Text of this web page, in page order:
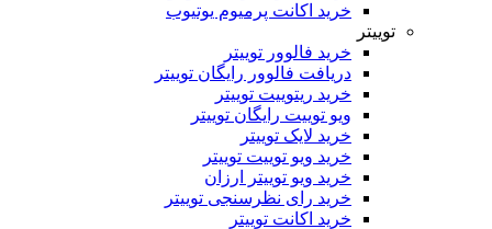
خرید اکانت پرمیوم یوتیوب
خرید فالوور توییتر
دریافت فالوور رایگان توییتر
خرید ریتوییت توییتر
ویو توییت رایگان توییتر
خرید لایک توییتر
خرید ویو توییت توییتر
خرید ویو توییتر ارزان
خرید رای نظرسنجی توییتر
خرید اکانت توییتر